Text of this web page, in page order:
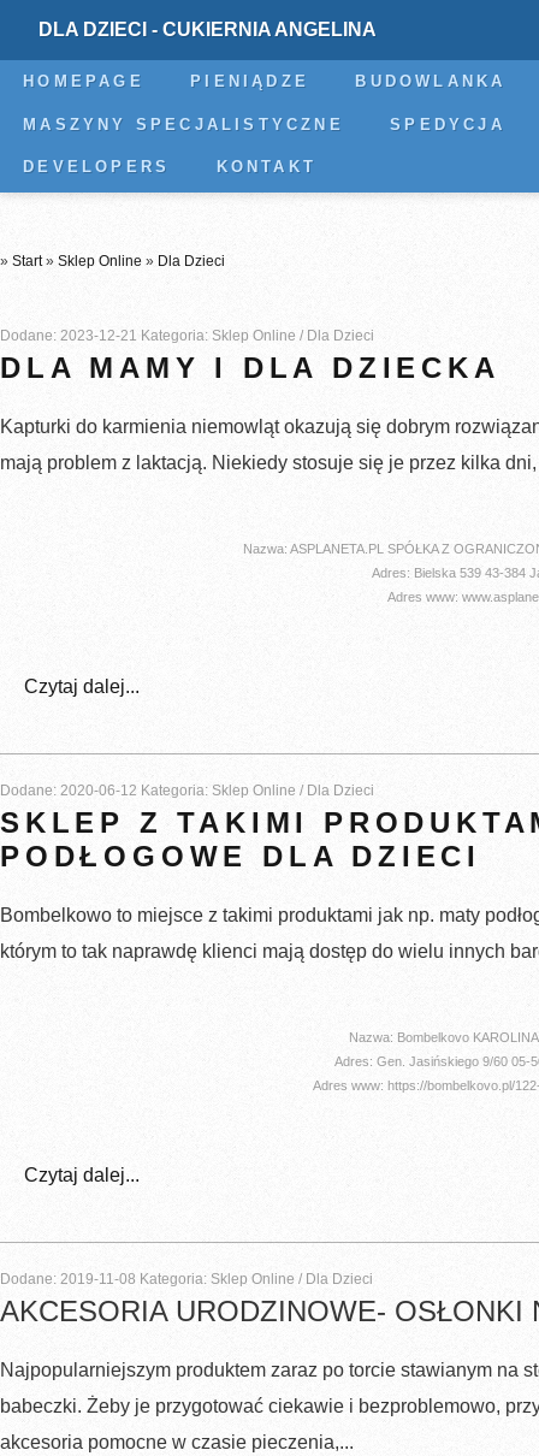
DLA DZIECI - CUKIERNIA ANGELINA
HOMEPAGE PIENIĄDZE BUDOWLANKA
MASZYNY SPECJALISTYCZNE SPEDYCJA
DEVELOPERS KONTAKT
» Start» Sklep Online » Dla Dzieci
Dodane: 2023-12-21 Kategoria: Sklep Online / Dla Dzieci
DLA MAMY I DLA DZIECKA
Kapturki do karmienia niemowląt okazują się dobrym
mają problem z laktacją. Niekiedy stosuje się je przez kilka
Nazwa: ASPLANETA.PL SPÓŁKA Z
Adres: Bielska 539 43-384
Adres www:
Czytaj dalej...
Dodane: 2020-06-12 Kategoria: Sklep Online / Dla Dzieci
SKLEP Z TAKIMI
PODŁOGOWE DLA DZIECI
Bombelkowo to miejsce z takimi produktami jak np. maty
którym to tak naprawdę klienci mają dostęp do wielu innych
Nazwa: Bombelkovo
Adres: Gen. Jasińskiego 9/60 05-
Adres www: https://bombelkovo.pl/
Czytaj dalej...
Dodane: 2019-11-08 Kategoria: Sklep Online / Dla Dzieci
AKCESORIA URODZINOWE- OSŁONKI
Najpopularniejszym produktem zaraz po torcie stawianym na
babeczki. Żeby je przygotować ciekawie i bezproblemowo,
akcesoria pomocne w czasie pieczenia,...